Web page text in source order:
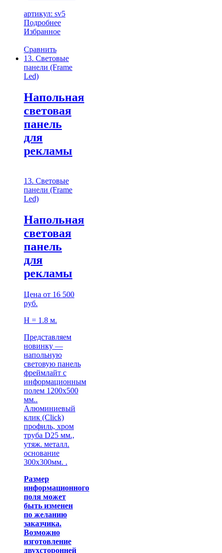
артикул: sv5
Подробнее
Избранное
Сравнить
13. Световые
панели (Frame
Led)
Напольная
световая
панель
для
рекламы
13. Световые
панели (Frame
Led)
Напольная
световая
панель
для
рекламы
Цена от 16 500
руб.
H = 1.8 м.
Представляем
новинку —
напольную
световую панель
фреймлайт с
информационным
полем 1200х500
мм..
Алюминиевый
клик (Click)
профиль, хром
труба D25 мм.,
утяж. металл.
основание
300х300мм. .
Размер
информационного
поля может
быть изменен
по желанию
заказчика.
Возможно
изготовление
двухсторонней